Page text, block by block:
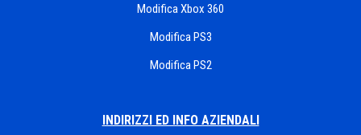
Modifica Xbox 360
Modifica PS3
Modifica PS2
INDIRIZZI ED INFO AZIENDALI